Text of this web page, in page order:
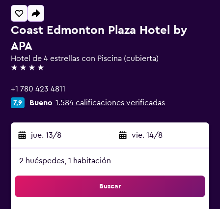
Coast Edmonton Plaza Hotel by
APA
Hotel de 4 estrellas con Piscina (cubierta)
4 estrellas
+1 780 423 4811
7,9 Bueno 1.584 calificaciones verificadas
jue. 13/8 - vie. 14/8
2 huéspedes, 1 habitación
Buscar